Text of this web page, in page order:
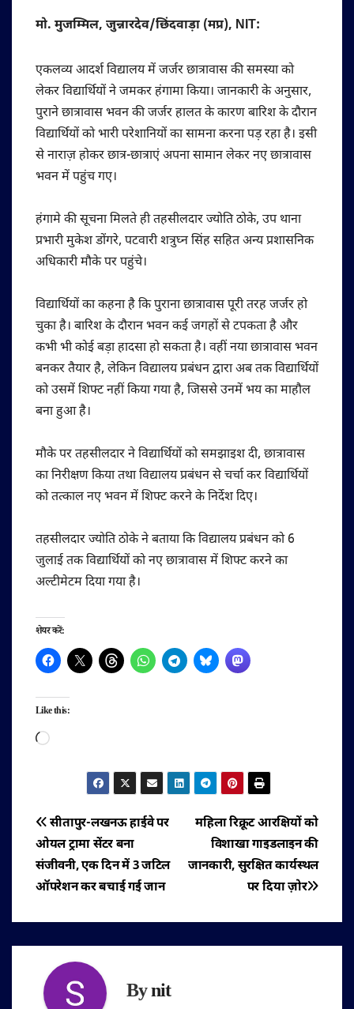
मो. मुजम्मिल, जुन्नारदेव/छिंदवाड़ा (मप्र), NIT:
एकलव्य आदर्श विद्यालय में जर्जर छात्रावास की समस्या को
लेकर विद्यार्थियों ने जमकर हंगामा किया। जानकारी के अनुसार,
पुराने छात्रावास भवन की जर्जर हालत के कारण बारिश के दौरान
विद्यार्थियों को भारी परेशानियों का सामना करना पड़ रहा है। इसी
से नाराज़ होकर छात्र-छात्राएं अपना सामान लेकर नए छात्रावास
भवन में पहुंच गए।
हंगामे की सूचना मिलते ही तहसीलदार ज्योति ठोके, उप थाना
प्रभारी मुकेश डोंगरे, पटवारी शत्रुघ्न सिंह सहित अन्य प्रशासनिक
अधिकारी मौके पर पहुंचे।
विद्यार्थियों का कहना है कि पुराना छात्रावास पूरी तरह जर्जर हो
चुका है। बारिश के दौरान भवन कई जगहों से टपकता है और
कभी भी कोई बड़ा हादसा हो सकता है। वहीं नया छात्रावास भवन
बनकर तैयार है, लेकिन विद्यालय प्रबंधन द्वारा अब तक विद्यार्थियों
को उसमें शिफ्ट नहीं किया गया है, जिससे उनमें भय का माहौल
बना हुआ है।
मौके पर तहसीलदार ने विद्यार्थियों को समझाइश दी, छात्रावास
का निरीक्षण किया तथा विद्यालय प्रबंधन से चर्चा कर विद्यार्थियों
को तत्काल नए भवन में शिफ्ट करने के निर्देश दिए।
तहसीलदार ज्योति ठोके ने बताया कि विद्यालय प्रबंधन को 6
जुलाई तक विद्यार्थियों को नए छात्रावास में शिफ्ट करने का
अल्टीमेटम दिया गया है।
शेयर करें:
Like this:
Loading…
पोस्ट
नेविगेशन
महिला रिक्रूट आरक्षियों को
विशाखा गाइडलाइन की
जानकारी, सुरक्षित कार्यस्थल
पर दिया ज़ोर
सीतापुर-लखनऊ हाईवे पर
ओयल ट्रामा सेंटर बना
संजीवनी, एक दिन में 3 जटिल
ऑपरेशन कर बचाई गई जान
Bynit